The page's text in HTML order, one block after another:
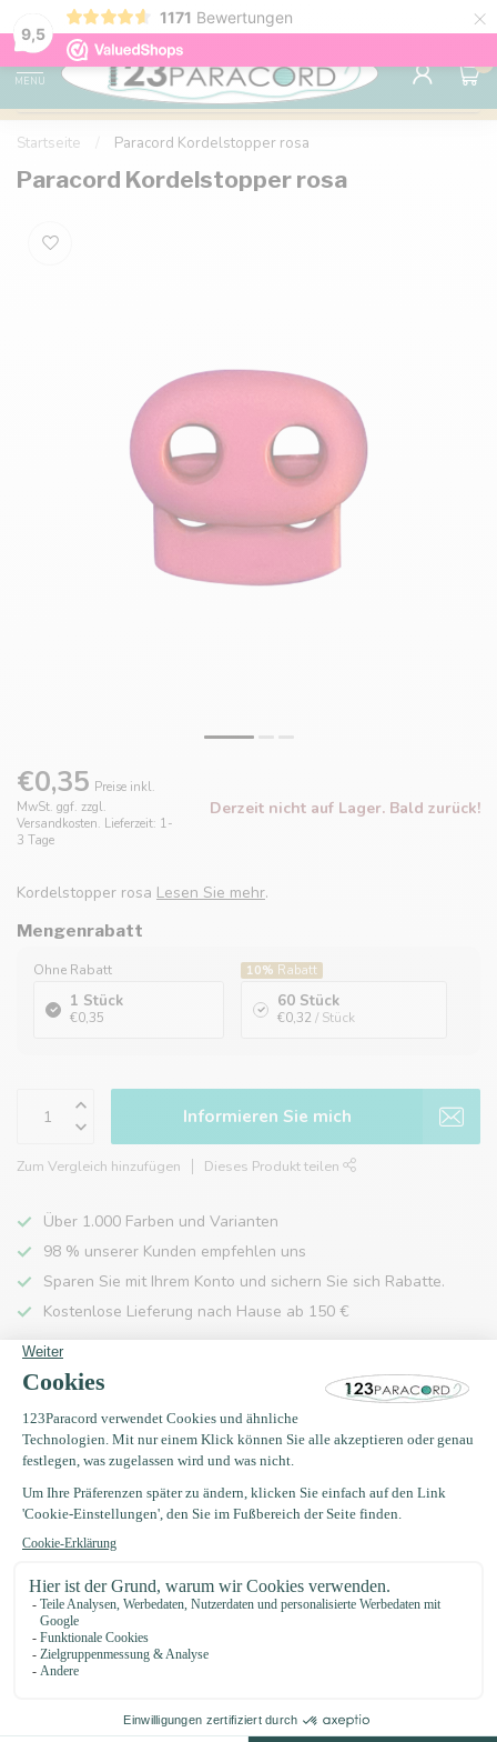
9,5
1171 Bewertungen ×
Kostenlose Lieferung nach Hause ab 150 €
MENU
0
Startseite Paracord Kordelstopper rosa
Paracord Kordelstopper rosa
€0,35 Preise inkl.
MwSt. ggf. zzgl.
Versandkosten. Lieferzeit: 1-
3 Tage
Derzeit nicht auf Lager. Bald zurück!
Kordelstopper rosa Lesen Sie mehr.
Mengenrabatt
Ohne Rabatt
1 Stück
€0,35
10% Rabatt
60 Stück
€0,32 / Stück
Informieren Sie mich
Zum Vergleich hinzufügen Dieses Produkt teilen
Über 1.000 Farben und Varianten
98 % unserer Kunden empfehlen uns
Sparen Sie mit Ihrem Konto und sichern Sie sich Rabatte.
Kostenlose Lieferung nach Hause ab 150 €
Produktbeschreibung
Eigenschaften
Zuletzt angesehen